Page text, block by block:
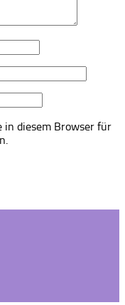
in diesem Browser für